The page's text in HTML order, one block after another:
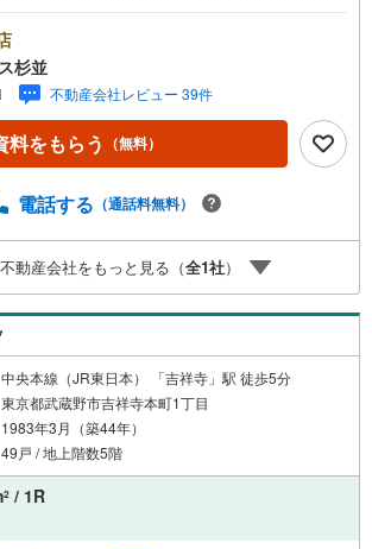
地を見学する」ボタンよりご予約いただくとご
ーズです。■ご予約に際して■日時のご希望をお
いませ。（もちろん当日でも対応可能です。）
の手配や内覧（居住中物件）の手配が必要な場
いますのでご容赦ください。■ミラカレCLUB■弊
されたお客様は、ミラカレCLUBに加入可能です。
ンでやりとりができます。■FPによるファイナン
が住宅ローン、保険・税金、資産運用、相続な
アドバイス可能です。契約前、契約後、お好き
グがご利用可能です。■税理士による無料確定申
■住まいをご購入になったお客様に対して、住宅
の申告方法をご案内する無料セミナーを開催し
杉並
不動産会社レビュー 39件
料をもらう （無料）
電話する （通話料無料）
動産会社をもっと見る（全1社）
中央本線（JR東日本） 「吉祥寺」駅 徒歩5分
東京都武蔵野市吉祥寺本町1丁目
1983年3月（築44年）
49戸 / 地上階数5階
2 / 1R